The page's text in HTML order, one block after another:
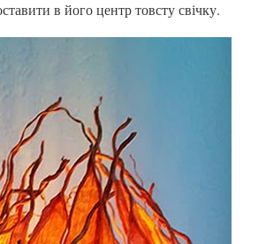
в його центр товсту свічку.